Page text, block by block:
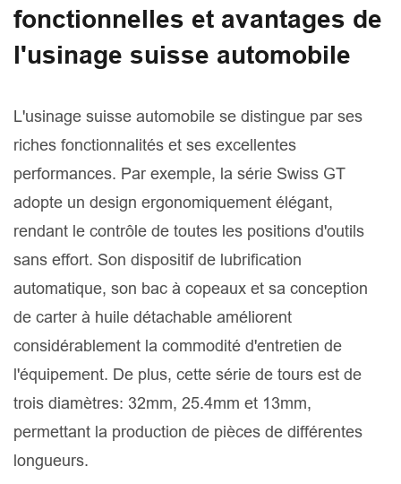
fonctionnelles et avantages de
l'usinage suisse automobile
L'usinage suisse automobile se distingue par ses
riches fonctionnalités et ses excellentes
performances. Par exemple, la série Swiss GT
adopte un design ergonomiquement élégant,
rendant le contrôle de toutes les positions d'outils
sans effort. Son dispositif de lubrification
automatique, son bac à copeaux et sa conception
de carter à huile détachable améliorent
considérablement la commodité d'entretien de
l'équipement. De plus, cette série de tours est de
trois diamètres: 32mm, 25.4mm et 13mm,
permettant la production de pièces de différentes
longueurs.